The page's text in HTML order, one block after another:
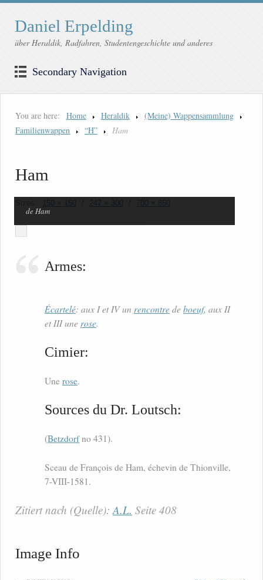
Daniel Erpelding
über Heraldik, Radfahren, Studentengeschichte und anderes
Secondary Navigation
You are here: Home Heraldik
(Meine) Wappensammlung
Familienwappen
“H” Ham
Ham
150 × 150 247 × 300 700 × 850
de Ham
Armes:
Écartelé: aux I et IV un rencontredeboeuf, aux II
et III unerose.
Cimier:
Une rose.
Sources du Dr. Loutsch:
(Betzdorfno 431).
Sceau de François de Ham, échevin de Thionville,
7-VIII-1581.
Zitiert nach (Quelle):A.L. Seite 408
Image Info